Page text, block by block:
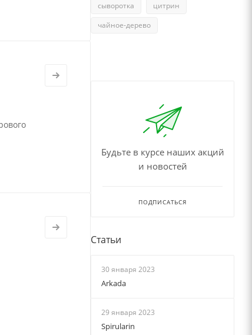
сыворотка
цитрин
чайное-дерево
Будьте в курсе наших акций
и новостей
ПОДПИСАТЬСЯ
Статьи
30 января 2023
Arkada
29 января 2023
Spirularin